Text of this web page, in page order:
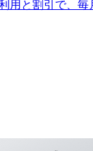
用と割引で、毎